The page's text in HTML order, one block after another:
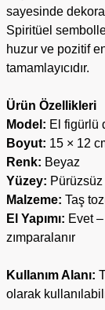
sayesinde
Spiritüel
huzur ve pozitif
tamamlayıcıdır.
Ürün Özellikleri
Model: El figürlü
Boyut: 15 × 12
Renk: Beyaz
Yüzey:
Malzeme: Taş
El Yapımı: Evet
zımparalanır
Kullanım Alanı:
olarak